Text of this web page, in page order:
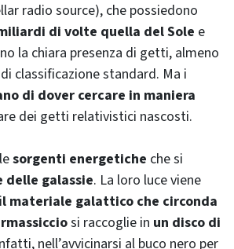
radio source), che possiedono
di volte quella del Sole e
la chiara presenza di getti, almeno
classificazione standard. Ma i
di dover cercare in maniera
dei getti relativistici nascosti.
sorgenti energetiche che si
delle galassie. La loro luce viene
l materiale galattico che circonda
si raccoglie in un disco di
nell’avvicinarsi al buco nero per